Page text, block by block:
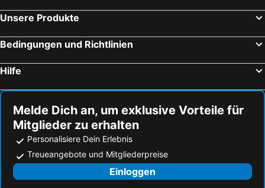
Unsere Produkte
Bedingungen und Richtlinien
Hilfe
Melde Dich an, um exklusive Vorteile für
Mitglieder zu erhalten
Personalisiere Dein Erlebnis
Treueangebote und Mitgliederpreise
Einloggen